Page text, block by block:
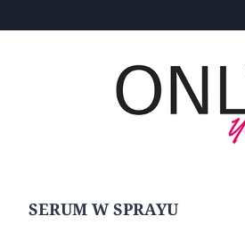
do
SERUM W SPRAYU